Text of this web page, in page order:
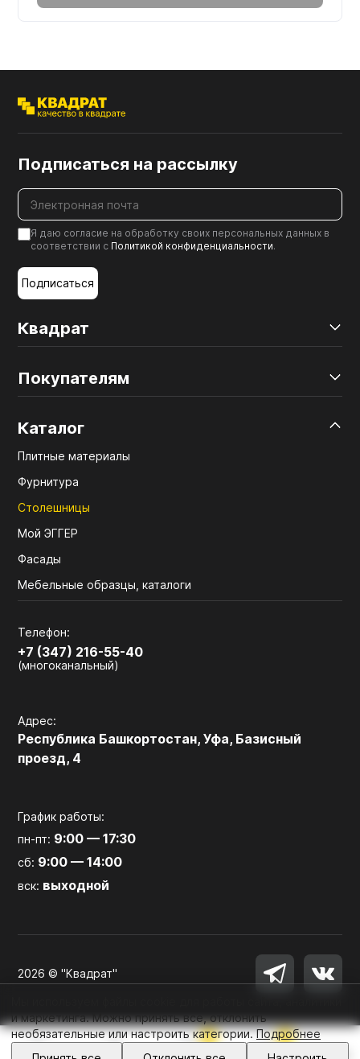
0 0
Войти
Квадрат
Покупателям
Каталог
Плитные материалы
Фурнитура
Столешницы
Мой ЭГГЕР
Фасады
Мебельные образцы, каталоги
Телефон:
+7 (347) 216-55-40
(многоканальный)
Адрес:
Республика Башкортостан, Уфа, Базисный
проезд, 4
График работы:
пн-пт: 9:00 — 17:30
сб: 9:00 — 14:00
вск: выходной
Подписаться на рассылку
Я даю согласие на обработку своих персональных данных в
соответствии с Политикой конфиденциальности.
Подписаться
2026 © "Квадрат"
и маркетинга. Можно принять все, отклонить
необязательные или настроить категории.Подробнее